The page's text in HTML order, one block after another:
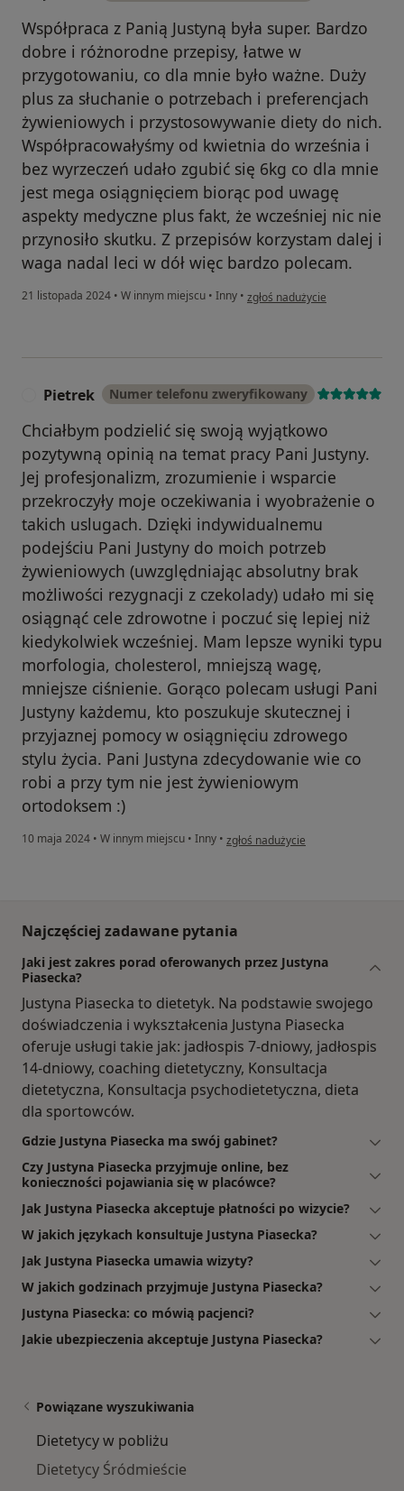
Współpraca z Panią Justyną była super. Bardzo
dobre i różnorodne przepisy, łatwe w
przygotowaniu, co dla mnie było ważne. Duży
plus za słuchanie o potrzebach i preferencjach
żywieniowych i przystosowywanie diety do nich.
Współpracowałyśmy od kwietnia do września i
bez wyrzeczeń udało zgubić się 6kg co dla mnie
jest mega osiągnięciem biorąc pod uwagę
aspekty medyczne plus fakt, że wcześniej nic nie
przynosiło skutku. Z przepisów korzystam dalej i
waga nadal leci w dół więc bardzo polecam.
21 listopada 2024 • W innym miejscu • Inny • w opinii użytkownika Joanna
zgłoś nadużycie
Pietrek Numer telefonu zweryfikowany
Chciałbym podzielić się swoją wyjątkowo
pozytywną opinią na temat pracy Pani Justyny.
Jej profesjonalizm, zrozumienie i wsparcie
przekroczyły moje oczekiwania i wyobrażenie o
takich uslugach. Dzięki indywidualnemu
podejściu Pani Justyny do moich potrzeb
żywieniowych (uwzględniając absolutny brak
możliwości rezygnacji z czekolady) udało mi się
osiągnąć cele zdrowotne i poczuć się lepiej niż
kiedykolwiek wcześniej. Mam lepsze wyniki typu
morfologia, cholesterol, mniejszą wagę,
mniejsze ciśnienie. Gorąco polecam usługi Pani
Justyny każdemu, kto poszukuje skutecznej i
przyjaznej pomocy w osiągnięciu zdrowego
stylu życia. Pani Justyna zdecydowanie wie co
robi a przy tym nie jest żywieniowym
ortodoksem :)
10 maja 2024 • W innym miejscu • Inny • w opinii użytkownika Pietrek
zgłoś nadużycie
Najczęściej zadawane pytania
Jaki jest zakres porad oferowanych przez Justyna
Piasecka?
Justyna Piasecka to dietetyk. Na podstawie swojego
doświadczenia i wykształcenia Justyna Piasecka
oferuje usługi takie jak: jadłospis 7-dniowy, jadłospis
14-dniowy, coaching dietetyczny, Konsultacja
dietetyczna, Konsultacja psychodietetyczna, dieta
dla sportowców.
Gdzie Justyna Piasecka ma swój gabinet?
Czy Justyna Piasecka przyjmuje online, bez
konieczności pojawiania się w placówce?
Jak Justyna Piasecka akceptuje płatności po wizycie?
W jakich językach konsultuje Justyna Piasecka?
Jak Justyna Piasecka umawia wizyty?
W jakich godzinach przyjmuje Justyna Piasecka?
Justyna Piasecka: co mówią pacjenci?
Jakie ubezpieczenia akceptuje Justyna Piasecka?
Powiązane wyszukiwania
Dietetycy w pobliżu
Dietetycy Śródmieście